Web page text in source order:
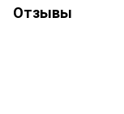
Отзывы